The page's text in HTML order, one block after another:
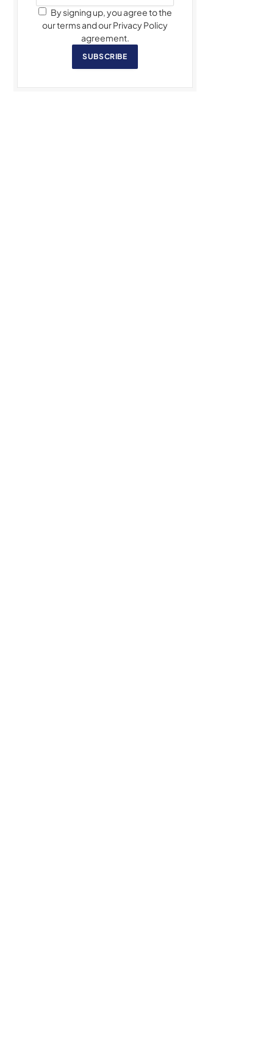
By signing up, you agree to the
our terms and our Privacy Policy
agreement.
SUBSCRIBE